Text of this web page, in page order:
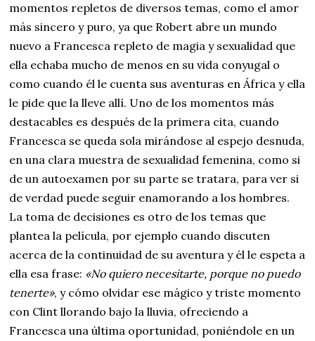
momentos repletos de diversos temas, como el amor
más sincero y puro, ya que Robert abre un mundo
nuevo a Francesca repleto de magia y sexualidad que
ella echaba mucho de menos en su vida conyugal o
como cuando él le cuenta sus aventuras en África y ella
le pide que la lleve allí. Uno de los momentos más
destacables es después de la primera cita, cuando
Francesca se queda sola mirándose al espejo desnuda,
en una clara muestra de sexualidad femenina, como si
de un autoexamen por su parte se tratara, para ver si
de verdad puede seguir enamorando a los hombres.
La toma de decisiones es otro de los temas que
plantea la película, por ejemplo cuando discuten
acerca de la continuidad de su aventura y él le espeta a
ella esa frase: «No quiero necesitarte, porque no puedo
tenerte», y cómo olvidar ese mágico y triste momento
con Clint llorando bajo la lluvia, ofreciendo a
Francesca una última oportunidad, poniéndole en un